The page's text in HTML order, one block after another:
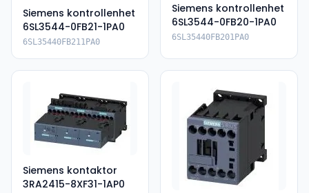
Siemens kontrollenhet
6SL3544-0FB21-1PA0
6SL35440FB211PA0
Siemens kontrollenhet
6SL3544-0FB20-1PA0
6SL35440FB201PA0
Siemens kontaktor
3RA2415-8XF31-1AP0